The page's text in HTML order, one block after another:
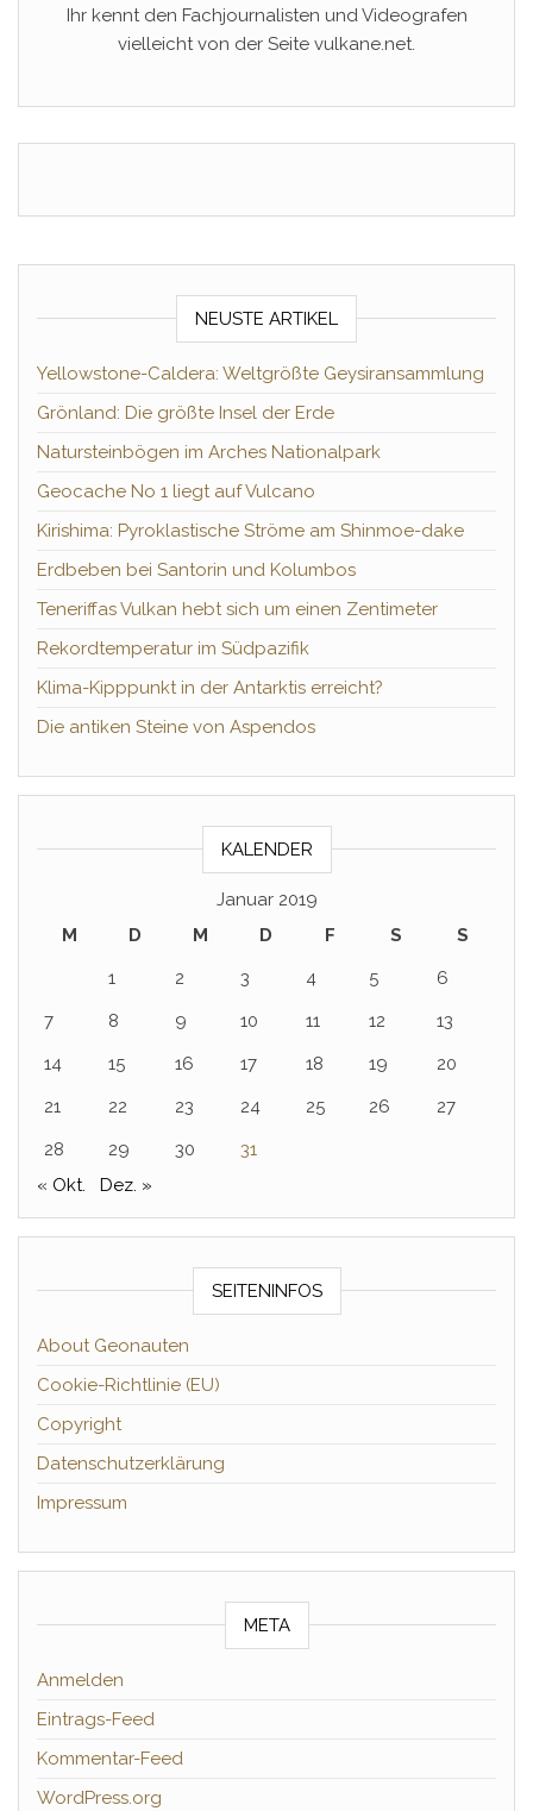
Ihr kennt den Fachjournalisten und Videografen
vielleicht von der Seite vulkane.net.
NEUSTE ARTIKEL
Yellowstone-Caldera: Weltgrößte Geysiransammlung
Grönland: Die größte Insel der Erde
Natursteinbögen im Arches Nationalpark
Geocache No 1 liegt auf Vulcano
Kirishima: Pyroklastische Ströme am Shinmoe-dake
Erdbeben bei Santorin und Kolumbos
Teneriffas Vulkan hebt sich um einen Zentimeter
Rekordtemperatur im Südpazifik
Klima-Kipppunkt in der Antarktis erreicht?
Die antiken Steine von Aspendos
KALENDER
Januar 2019
M
D M D F S
S
1
2 3 4 5
6
7
8 9 10 11 12
13
14
15 16 17 18 19
20
21
22 23 24 25 26
27
28
29 30
31
« Okt.
Dez. »
SEITENINFOS
About Geonauten
Cookie-Richtlinie (EU)
Copyright
Datenschutzerklärung
Impressum
META
Anmelden
Eintrags-Feed
Kommentar-Feed
WordPress.org